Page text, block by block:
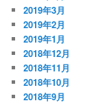
2019年3月
2019年2月
2019年1月
2018年12月
2018年11月
2018年10月
2018年9月